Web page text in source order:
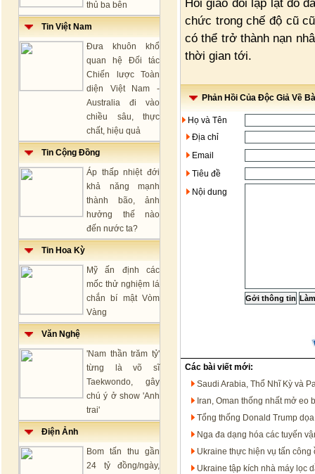
thủ ba bên
Tin Việt Nam
Đưa khuôn khổ
quan hệ Đối tác
Chiến lược Toàn
diện Việt Nam -
Australia đi vào
chiều sâu, thực
chất, hiệu quả
Tin Cộng Đồng
Áp thấp nhiệt đới
khả năng mạnh
thành bão, ảnh
hưởng thế nào
đến nước ta?
Tin Hoa Kỳ
Mỹ ấn định các
mốc thử nghiệm lá
chắn bí mật Vòm
Vàng
Văn Nghệ
'Nam thần trăm tỷ'
từng là võ sĩ
Taekwondo, gây
chú ý ở show 'Anh
trai'
Điện Ảnh
Bom tấn thu gần
24 tỷ đồng/ngày,
Hồi giáo đối lập lật đổ
chức trong chế độ cũ
có thể trở thành nạn
thời gian tới.
Phản Hồi Của Độc Giả Về
Họ và Tên
Địa chỉ
Email
Tiêu đề
Nội dung
Các bài viết mới:
Saudi Arabia, Thổ Nhĩ Kỳ và
Iran, Oman thống nhất mở eo
Tổng thống Donald Trump
Nga đa dạng hóa các tuyến
Ukraine thực hiện vụ tấn công
Ukraine tập kích nhà máy lọc